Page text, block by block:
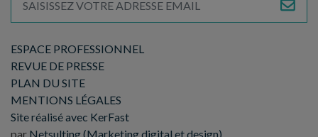
ESPACE PROFESSIONNEL
REVUE DE PRESSE
PLAN DU SITE
MENTIONS LÉGALES
Site réalisé avec KerFast
par Netsulting (Marketing digital et design)